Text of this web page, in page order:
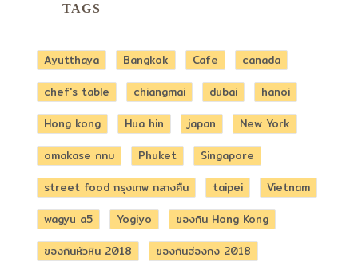
TAGS
Ayutthaya Bangkok Cafe
canada
chef's table
chiangmai dubai
hanoi
Hong kong
Hua hin japan
New York
omakase กทม
Phuket
Singapore
street food กรุงเทพ กลางคืน
taipei
Vietnam
wagyu a5
Yogiyo
ของกิน Hong Kong
ของกินหัวหิน 2018
ของกินฮ่องกง 2018